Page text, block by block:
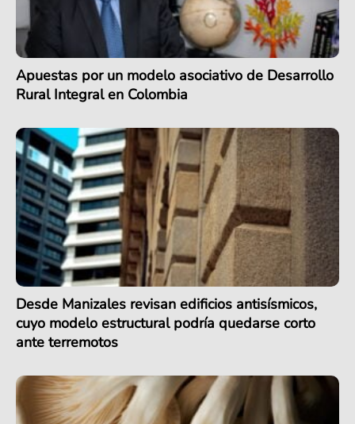
Apuestas por un modelo asociativo de Desarrollo
Rural Integral en Colombia
Desde Manizales revisan edificios antisísmicos,
cuyo modelo estructural podría quedarse corto
ante terremotos